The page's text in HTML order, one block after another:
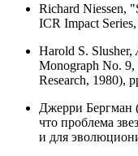
Richard Niessen,
ICR Impact
Harold S. Slusher,
Monograph No.
Research, 1980),
Джерри Бергман
что проблема
и для